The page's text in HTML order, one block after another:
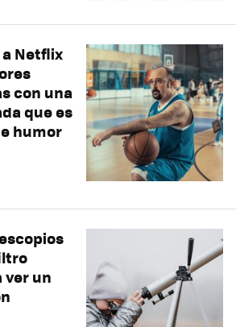
Netflix
con una
que es
humor
ver un